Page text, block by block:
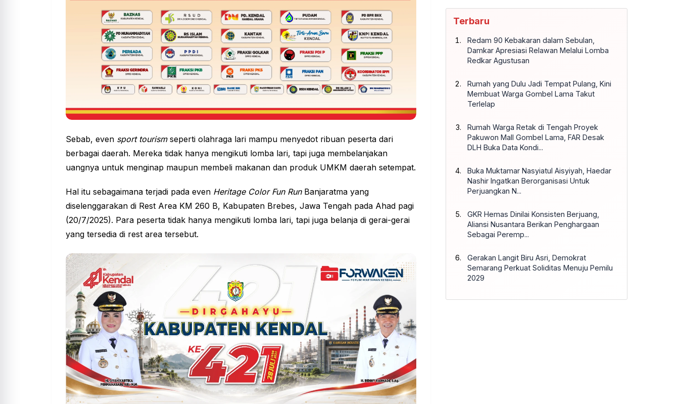
Sebab, even sport tourismseperti olahraga lari mampu menyedot ribuan peserta dari
berbagai daerah. Mereka tidak hanya mengikuti lomba lari, tapi juga membelanjakan
uangnya untuk menginap maupun membeli makanan dan produk UMKM daerah setempat.
Hal itu sebagaimana terjadi pada even Heritage Color Fun RunBanjaratma yang
diselenggarakan di Rest Area KM 260 B, Kabupaten Brebes, Jawa Tengah pada Ahad pagi
(20/7/2025). Para peserta tidak hanya mengikuti lomba lari, tapi juga belanja di gerai-gerai
yang tersedia di rest area tersebut.
Terbaru
Redam 90 Kebakaran dalam Sebulan,
Damkar Apresiasi Relawan Melalui Lomba
Redkar Agustusan
Rumah yang Dulu Jadi Tempat Pulang, Kini
Membuat Warga Gombel Lama Takut
Terlelap
Rumah Warga Retak di Tengah Proyek
Pakuwon Mall Gombel Lama, FAR Desak
DLH Buka Data Kondi...
Buka Muktamar Nasyiatul Aisyiyah, Haedar
Nashir Ingatkan Berorganisasi Untuk
Perjuangkan N...
GKR Hemas Dinilai Konsisten Berjuang,
Aliansi Nusantara Berikan Penghargaan
Sebagai Peremp...
Gerakan Langit Biru Asri, Demokrat
Semarang Perkuat Soliditas Menuju Pemilu
2029